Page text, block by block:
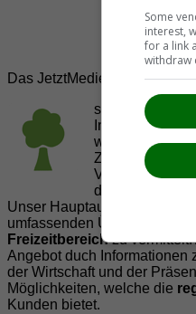
Das JetztMedien.com
welche es sich
Vereinen und
der Region
Unser Hauptaugenmerk
umfassenden Überblick der
Freizeitbereichzu vermittelt.
Angebot duch Informationen
der Wirtschaft und der
Möglichkeiten, welche die
Kunden bietet.
Some
interest,
for a link
withdraw